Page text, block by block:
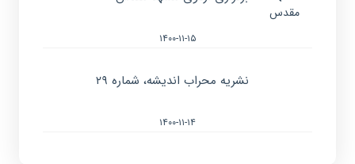
۱۴۰۰-۱۱-۱۵
نشریه محراب اندیشه، شماره ۲۹
۱۴۰۰-۱۱-۱۴